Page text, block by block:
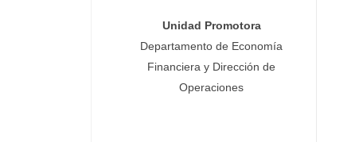
Unidad Promotora
Departamento de Economía
Financiera y Dirección de
Operaciones